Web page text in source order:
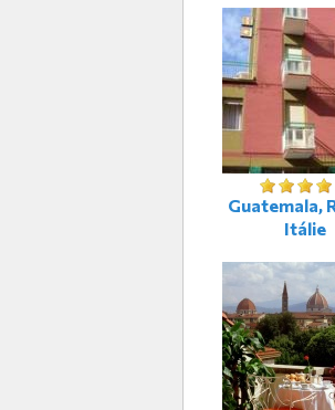
Guatemala,
Itálie